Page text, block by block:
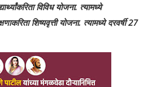
विविध योजना. त्यामध्ये
शिष्यवृत्ती योजना. त्यामध्ये दरवर्षी 27